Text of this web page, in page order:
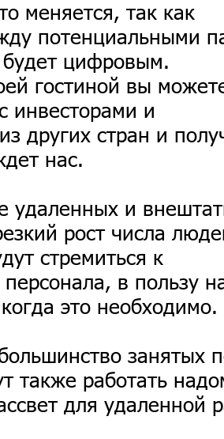
меняется, так как
потенциальными
цифровым.
гостиной вы
инвесторами и
других стран и
нас.
удаленных и
рост числа
стремиться к
в пользу
это необходимо.
занятых
также работать
для удаленной